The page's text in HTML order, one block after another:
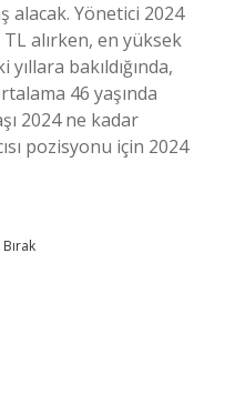
alacak. Yönetici 2024
TL alırken, en yüksek
bakıldığında,
46 yaşında
2024 ne kadar
pozisyonu için 2024